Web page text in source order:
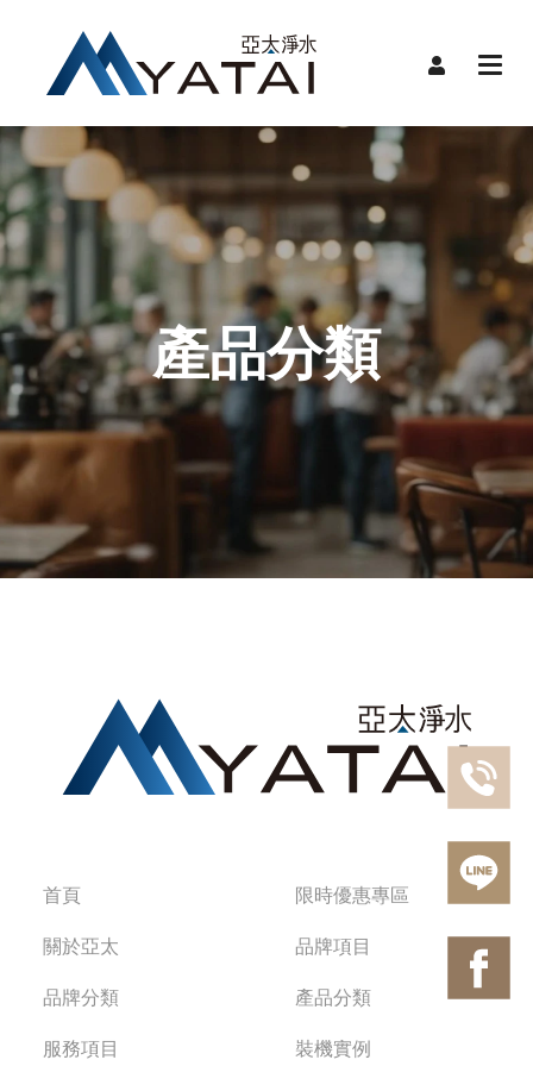
品
品
產
服
裝
聯
產品分類
首頁
限時優惠專區
關於亞太
品牌項目
品牌分類
產品分類
服務項目
裝機實例